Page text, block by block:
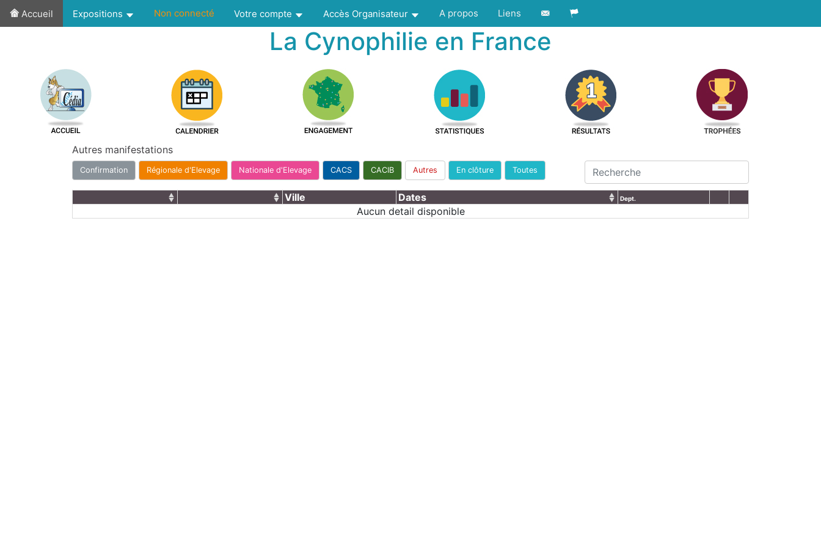
Accueil Expositions Non connecté Votre compte Accès Organisateur A propos Liens
La Cynophilie en France
Autres manifestations
Confirmation Régionale d'Elevage Nationale d'Elevage CACS CACIB Autres En clôture Toutes
Ville Dates Dept.
Aucun detail disponible